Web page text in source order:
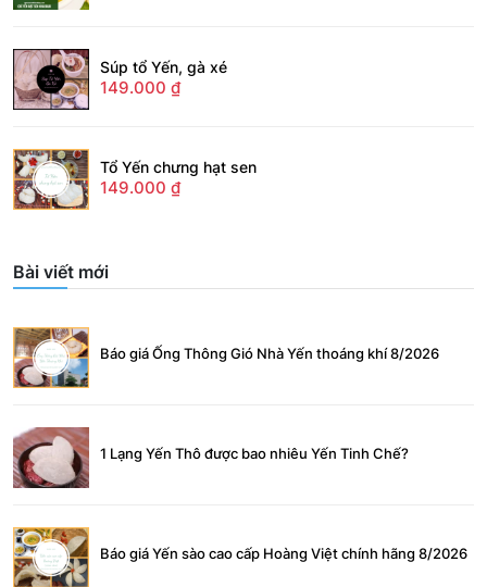
Súp tổ Yến, gà xé
149.000 ₫
Tổ Yến chưng hạt sen
149.000 ₫
Bài viết mới
Báo giá Ống Thông Gió Nhà Yến thoáng khí 8/2026
1 Lạng Yến Thô được bao nhiêu Yến Tinh Chế?
Báo giá Yến sào cao cấp Hoàng Việt chính hãng 8/2026